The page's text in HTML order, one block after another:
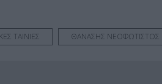
ΤΑΙΝΙΕΣ ΘΑΝΑΣΗΣ ΝΕΟΦΩΤΙΣΤΟΣ